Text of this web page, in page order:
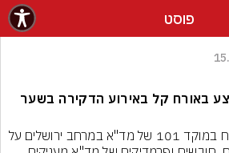
פוסט
צעיר כבן 20 נפצע באורח קל באירוע הדקירה בשער